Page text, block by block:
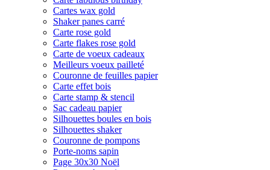
Cartes wax gold
Shaker panes carré
Carte rose gold
Carte flakes rose gold
Carte de voeux cadeaux
Meilleurs voeux pailleté
Couronne de feuilles papier
Carte effet bois
Carte stamp & stencil
Sac cadeau papier
Silhouettes boules en bois
Silhouettes shaker
Couronne de pompons
Porte-noms sapin
Page 30x30 Noël